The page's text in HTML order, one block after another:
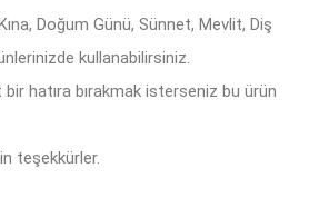
Doğum Günü, Sünnet, Mevlit, Diş
kullanabilirsiniz.
bir hatıra bırakmak isterseniz bu ürün
teşekkürler.